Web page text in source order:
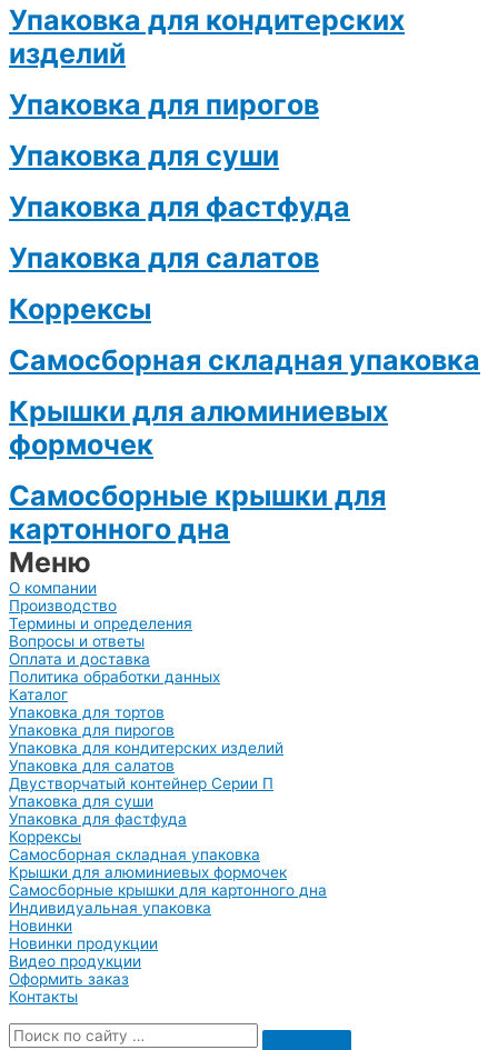
Упаковка для кондитерских
изделий
Упаковка для пирогов
Упаковка для суши
Упаковка для фастфуда
Упаковка для салатов
Коррексы
Самосборная складная упаковка
Крышки для алюминиевых
формочек
Самосборные крышки для
картонного дна
Меню
О компании
Производство
Термины и определения
Вопросы и ответы
Оплата и доставка
Политика обработки данных
Каталог
Упаковка для тортов
Упаковка для пирогов
Упаковка для кондитерских изделий
Упаковка для салатов
Двустворчатый контейнер Серии П
Упаковка для суши
Упаковка для фастфуда
Коррексы
Самосборная складная упаковка
Крышки для алюминиевых формочек
Самосборные крышки для картонного дна
Индивидуальная упаковка
Новинки
Новинки продукции
Видео продукции
Оформить заказ
Контакты